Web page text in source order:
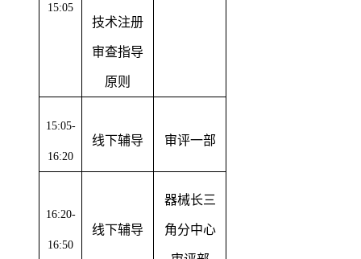
15:05
技术注册
审查指导
原则
15:05-
16:20
线下辅导 审评一部
16:20-
16:50
线下辅导
器械长三
角分中心